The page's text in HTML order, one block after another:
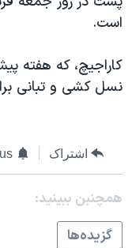
است.
نسل کشی و تبانی
اشتراک
همچنبن ببینید:
گزيده‌ها